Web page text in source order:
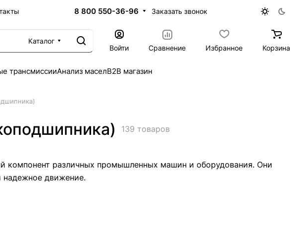
8 800 550-36-96 Заказать звонок
Каталог
Войти
Сравнение Избранное Корзина
трансмиссииАнализ маселB2B магазин
139 товаров
компонент различных промышленных машин и оборудования. Они
надежное движение.